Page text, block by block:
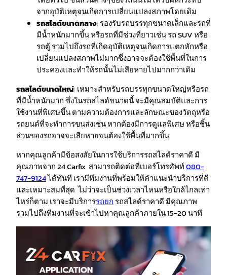
จากอุบัติเหตุจนเกิดการเปลี่ยนแปลงสภาพโดยเดิม
รถสไลด์ขนาดกลาง: รองรับรถบรรทุกขนาดเล็กและรถที่
มีน้ำหนักมากขึ้น หรือรถที่มีช่วงที่ยาวเช่น รถ SUV หรือ
รถตู้ รวมไปถึงรถที่เกิดอุบัติเหตุจนเกิดการแตกหักหรือ
เปลี่ยนแปลงสภาพไม่มากซึ่งอาจจะต้องใช้พื้นที่ในการ
ประคองและทำให้รถนั้นไม่เสียหายไปมากกว่าเดิม
รถสไลด์ขนาดใหญ่: เหมาะสำหรับรถบรรทุกขนาดใหญ่หรือรถ
ที่มีน้ำหนักมาก ซึ่งในรถสไลด์ขนาดนี้ จะมีคุณสมบัติและการ
ใช้งานที่พิเศษขึ้น ตามความต้องการและลักษณะของวัตถุหรือ
รถยนต์ที่จะทำการขนส่งเช่น หากต้องมีการดูแลพิเศษ หรือชิ้น
ส่วนของรถอาจจะเสียหายจนต้องใช้พื้นที่มากขึ้น
หากคุณลูกค้ามีข้อสงสัยในการใช้บริการรถสไลด์ราคาดี มี
คุณภาพจาก 24 Carfix สามารถติดต่อที่เบอร์โทรศัพท์080-
747-9124ได้ทันที เรามีทีมงานที่พร้อมให้คำแนะนำบริการที่ดี
และเหมาะสมที่สุด ไม่ว่าจะเป็นช่วงเวลาไหนหรือใกล้ไกลเท่า
ไหร่ก็ตาม เราจะมีบริการรถยก รถสไลด์ราคาดี มีคุณภาพ
รวมไปถึงทีมงานที่จะเข้าไปหาคุณลูกค้าภายใน 15-20 นาที